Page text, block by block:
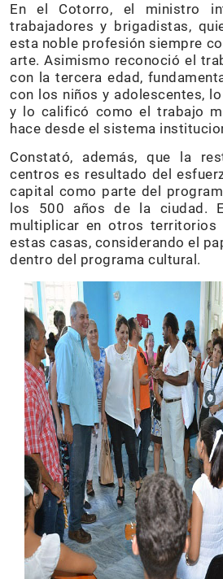
En el Cotorro, el ministro
trabajadores y brigadistas,
esta noble profesión siempre
arte. Asimismo reconoció el
con la tercera edad,
con los niños y adolescentes,
y lo calificó como el trabajo
hace desde el sistema
Constató, además, que la
centros es resultado del
capital como parte del
los 500 años de la ciudad.
multiplicar en otros territorios
estas casas, considerando el
dentro del programa cultural.